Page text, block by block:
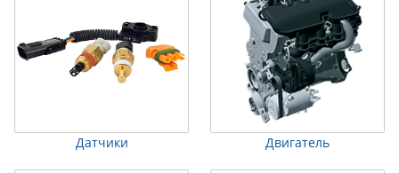
Датчики Двигатель